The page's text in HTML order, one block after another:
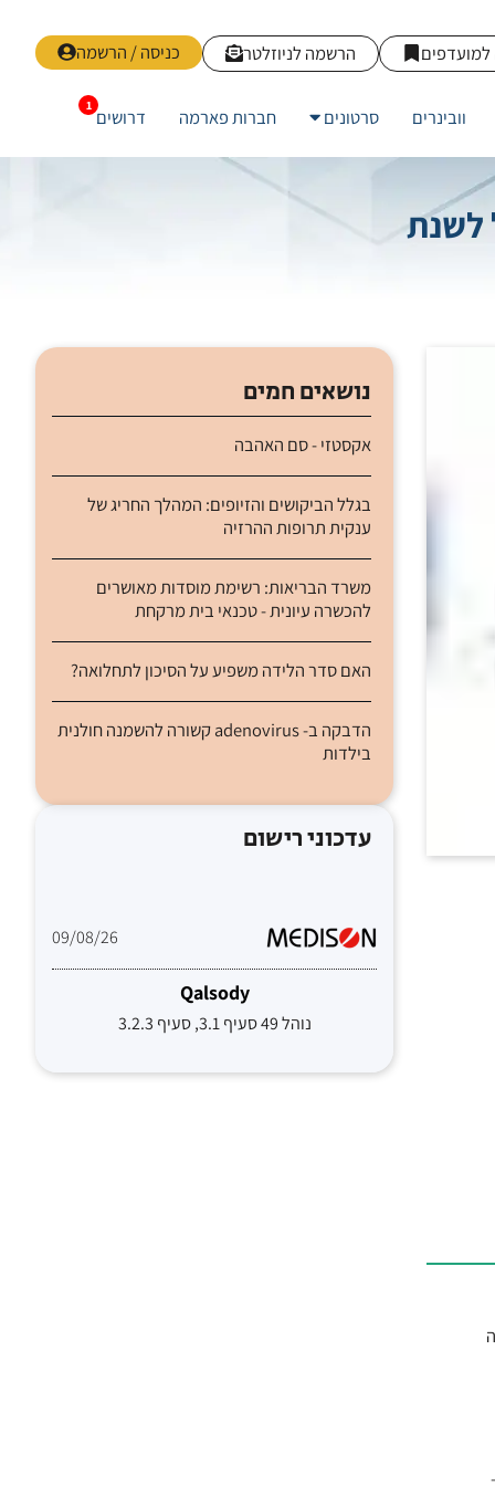
כניסה / הרשמה הרשמה לניוזלטר
וובינרים סרטונים חברות פארמה דרושים
לשנת
1.2א' –
נושאים חמים
אקסטזי - סם האהבה
בגלל הביקושים והזיופים: המהלך החריג של
ענקית תרופות ההרזיה
משרד הבריאות: רשימת מוסדות מאושרים
להכשרה עיונית - טכנאי בית מרקחת
האם סדר הלידה משפיע על הסיכון לתחלואה?
הדבקה ב- adenovirus קשורה להשמנה חולנית
בילדות
עדכוני רישום
09/08/26
Qalsody
נוהל 49 סעיף 3.1, סעיף 3.2.3